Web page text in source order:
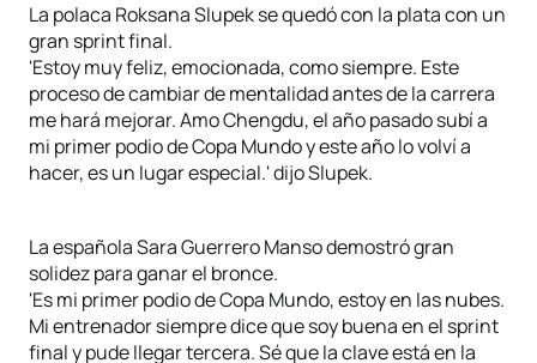
La polaca Roksana Slupek se quedó con la plata con un
gran sprint final.
'Estoy muy feliz, emocionada, como siempre. Este
proceso de cambiar de mentalidad antes de la carrera
me hará mejorar. Amo Chengdu, el año pasado subí a
mi primer podio de Copa Mundo y este año lo volví a
hacer, es un lugar especial.' dijo Slupek.
La española Sara Guerrero Manso demostró gran
solidez para ganar el bronce.
'Es mi primer podio de Copa Mundo, estoy en las nubes.
Mi entrenador siempre dice que soy buena en el sprint
final y pude llegar tercera. Sé que la clave está en la